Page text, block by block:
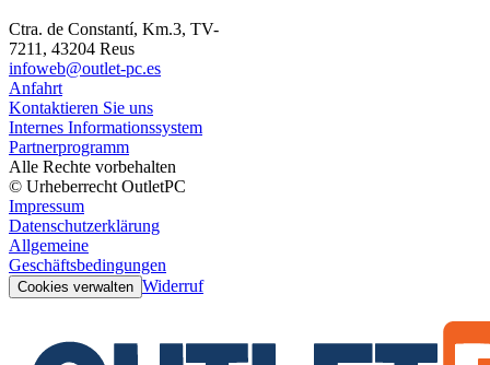
Ctra. de Constantí, Km.3, TV-
7211, 43204 Reus
infoweb@outlet-pc.es
Anfahrt
Kontaktieren Sie uns
Internes Informationssystem
Partnerprogramm
Alle Rechte vorbehalten
© Urheberrecht OutletPC
Impressum
Datenschutzerklärung
Allgemeine
Geschäftsbedingungen
Cookies verwalten Widerruf